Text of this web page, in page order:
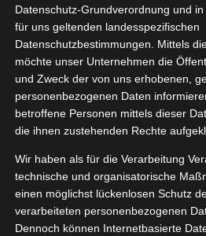
Zeige
grösseres
Bild
[WERBUNG] Vitamin
Datenschutz-Grundverordnung und
für uns geltenden landesspezifischen
Datenschutzbestimmungen. Mittels
möchte unser Unternehmen die
und Zweck der von uns erhobenen,
personenbezogenen Daten
betroffene Personen mittels dieser
die ihnen zustehenden Rechte
Wir haben als für die Verarbeitung
technische und organisatorische
einen möglichst lückenlosen Schutz
verarbeiteten personenbezogenen
Dennoch können Internetbasierte